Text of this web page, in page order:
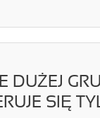
DUŻEJ
SIĘ